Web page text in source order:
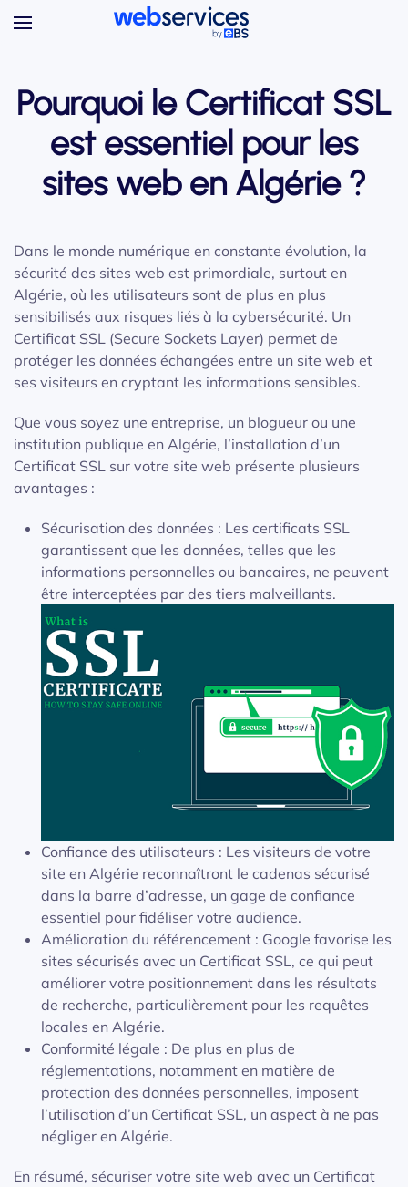
Pourquoi le Certificat SSL
est essentiel pour les
sites web en Algérie ?
Dans le monde numérique en constante évolution, la
sécurité des sites web est primordiale, surtout en
Algérie, où les utilisateurs sont de plus en plus
sensibilisés aux risques liés à la cybersécurité. Un
Certificat SSL (Secure Sockets Layer) permet de
protéger les données échangées entre un site web et
ses visiteurs en cryptant les informations sensibles.
Que vous soyez une entreprise, un blogueur ou une
institution publique en Algérie, l’installation d’un
Certificat SSL sur votre site web présente plusieurs
avantages :
Sécurisation des données : Les certificats SSL
garantissent que les données, telles que les
informations personnelles ou bancaires, ne peuvent
être interceptées par des tiers malveillants.
Confiance des utilisateurs : Les visiteurs de votre
site en Algérie reconnaîtront le cadenas sécurisé
dans la barre d’adresse, un gage de confiance
essentiel pour fidéliser votre audience.
Amélioration du référencement : Google favorise les
sites sécurisés avec un Certificat SSL, ce qui peut
améliorer votre positionnement dans les résultats
de recherche, particulièrement pour les requêtes
locales en Algérie.
Conformité légale : De plus en plus de
réglementations, notamment en matière de
protection des données personnelles, imposent
l’utilisation d’un Certificat SSL, un aspect à ne pas
négliger en Algérie.
En résumé, sécuriser votre site web avec un Certificat